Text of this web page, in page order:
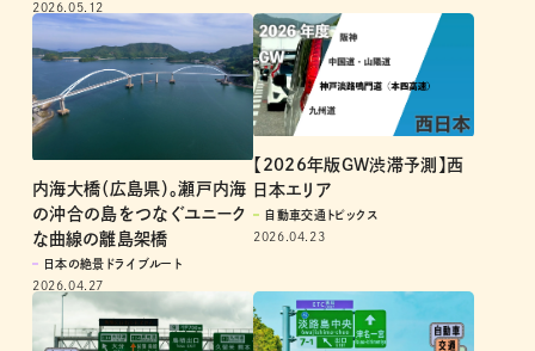
2026.05.12
内海大橋（広島県）。瀬戸内海
の沖合の島をつなぐユニーク
な曲線の離島架橋
日本の絶景ドライブルート
2026.04.27
【2026年版GW渋滞予測】西
日本エリア
自動車交通トピックス
2026.04.23